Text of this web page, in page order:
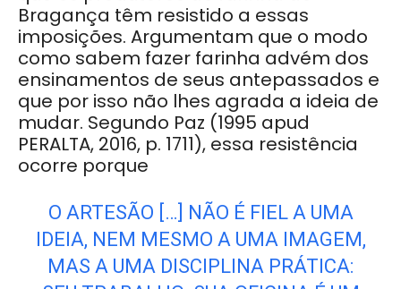
Bragança têm resistido a essas
imposições. Argumentam que o modo
como sabem fazer farinha advém dos
ensinamentos de seus antepassados e
que por isso não lhes agrada a ideia de
mudar. Segundo Paz (1995 apud
PERALTA, 2016, p. 1711), essa resistência
ocorre porque
O ARTESÃO […] NÃO É FIEL A UMA
IDEIA, NEM MESMO A UMA IMAGEM,
MAS A UMA DISCIPLINA PRÁTICA: